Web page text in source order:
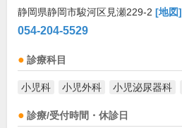
静岡県静岡市駿河区見瀬229-2 [地図]
054-204-5529
診療科目
小児科 小児外科 小児泌尿器科
診療/受付時間・休診日